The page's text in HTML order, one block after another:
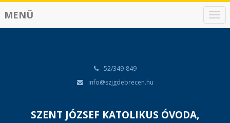
N
a
MENÜ
52/349-849
info@szjgdebrecen.hu
SZENT JÓZSEF KATOLIKUS ÓVODA,